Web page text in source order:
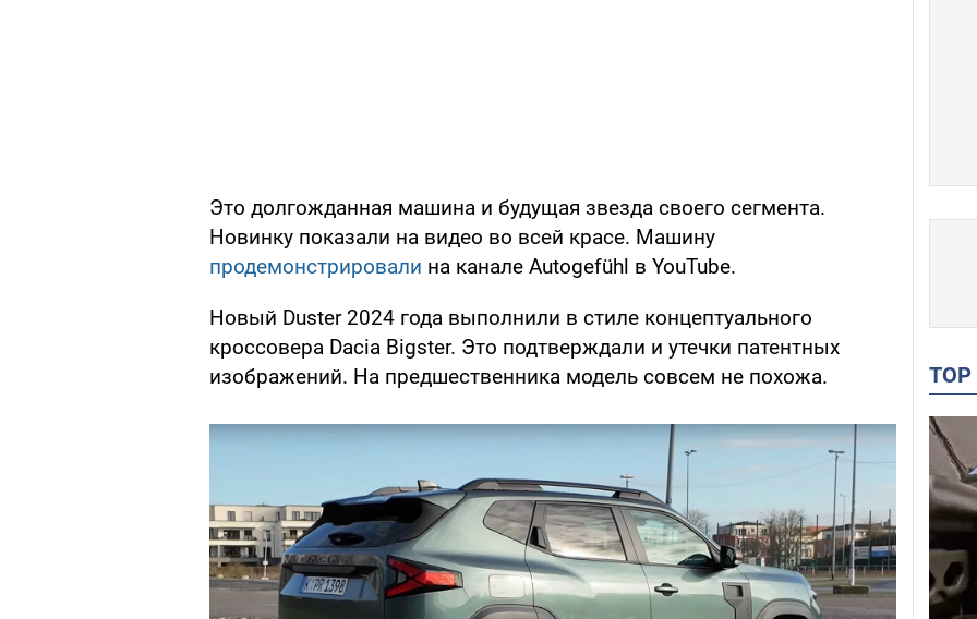
Это долгожданная машина и будущая звезда своего сегмента.
Новинку показали на видео во всей красе. Машину
продемонстрировали на канале Autogefühl в YouTube.
Новый Duster 2024 года выполнили в стиле концептуального
кроссовера Dacia Bigster. Это подтверждали и утечки патентных
изображений. На предшественника модель совсем не похожа.